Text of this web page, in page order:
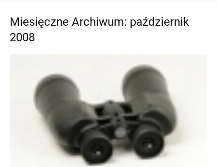
Abrys
Miesięczne Archiwum: październik
2008